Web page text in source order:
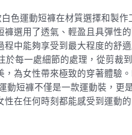
白色運動短褲在材質選擇和製作
褲選用了透氣、輕盈且具彈性
程中能夠享受到最大程度的舒適
於每一處細節的處理，從剪裁
，為女性帶來極致的穿著體驗。
動短褲不僅是一款運動裝，更
性在任何時刻都能感受到運動